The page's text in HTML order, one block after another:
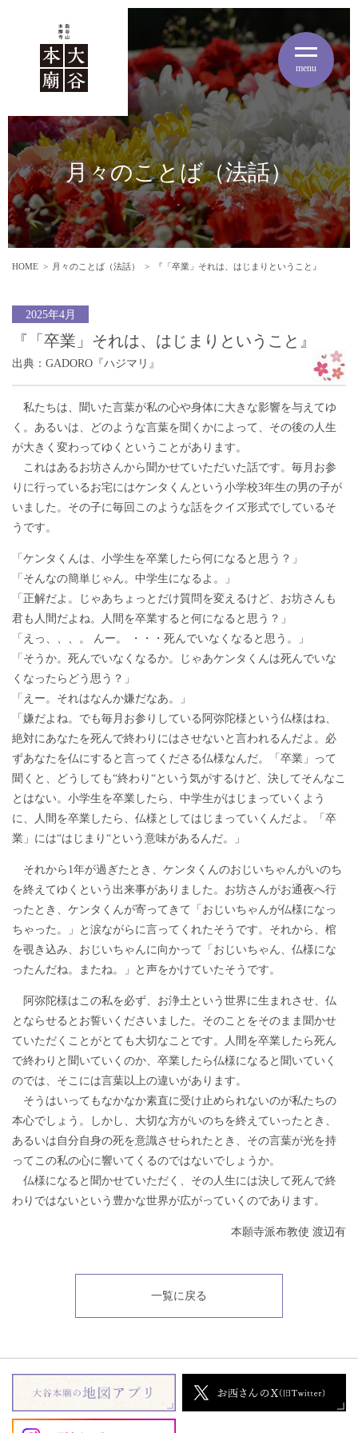
menu
月々のことば（法話）
HOME 月々のことば（法話） 『「卒業」それは、はじまりということ』
2025年4月
『「卒業」それは、はじまりということ』
出典：GADORO『ハジマリ』
私たちは、聞いた言葉が私の心や身体に大きな影響を与えてゆ
く。あるいは、どのような言葉を聞くかによって、その後の人生
が大きく変わってゆくということがあります。
これはあるお坊さんから聞かせていただいた話です。毎月お参
りに行っているお宅にはケンタくんという小学校3年生の男の子が
いました。その子に毎回このような話をクイズ形式でしているそ
うです。
「ケンタくんは、小学生を卒業したら何になると思う？」
「そんなの簡単じゃん。中学生になるよ。」
「正解だよ。じゃあちょっとだけ質問を変えるけど、お坊さんも
君も人間だよね。人間を卒業すると何になると思う？」
「えっ、、、。 んー。 ・・・死んでいなくなると思う。」
「そうか。死んでいなくなるか。じゃあケンタくんは死んでいな
くなったらどう思う？」
「えー。それはなんか嫌だなあ。」
「嫌だよね。でも毎月お参りしている阿弥陀様という仏様はね、
絶対にあなたを死んで終わりにはさせないと言われるんだよ。必
ずあなたを仏にすると言ってくださる仏様なんだ。「卒業」って
聞くと、どうしても“終わり“という気がするけど、決してそんなこ
とはない。小学生を卒業したら、中学生がはじまっていくよう
に、人間を卒業したら、仏様としてはじまっていくんだよ。「卒
業」には“はじまり“という意味があるんだ。」
それから1年が過ぎたとき、ケンタくんのおじいちゃんがいのち
を終えてゆくという出来事がありました。お坊さんがお通夜へ行
ったとき、ケンタくんが寄ってきて「おじいちゃんが仏様になっ
ちゃった。」と涙ながらに言ってくれたそうです。それから、棺
を覗き込み、おじいちゃんに向かって「おじいちゃん、仏様にな
ったんだね。またね。」と声をかけていたそうです。
阿弥陀様はこの私を必ず、お浄土という世界に生まれさせ、仏
とならせるとお誓いくださいました。そのことをそのまま聞かせ
ていただくことがとても大切なことです。人間を卒業したら死ん
で終わりと聞いていくのか、卒業したら仏様になると聞いていく
のでは、そこには言葉以上の違いがあります。
そうはいってもなかなか素直に受け止められないのが私たちの
本心でしょう。しかし、大切な方がいのちを終えていったとき、
あるいは自分自身の死を意識させられたとき、その言葉が光を持
ってこの私の心に響いてくるのではないでしょうか。
仏様になると聞かせていただく、その人生には決して死んで終
わりではないという豊かな世界が広がっていくのであります。
本願寺派布教使 渡辺有
一覧に戻る